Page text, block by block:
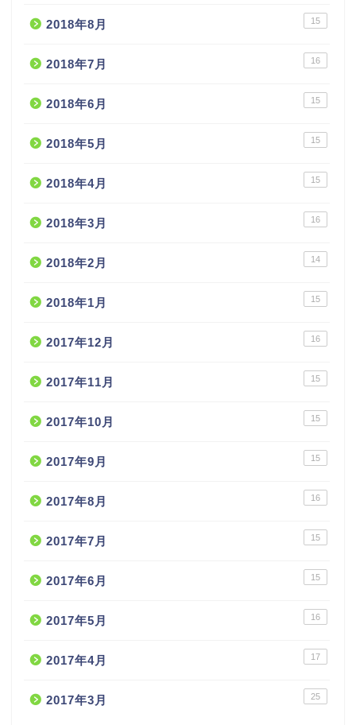
2018年8月 15
2018年7月 16
2018年6月 15
2018年5月 15
2018年4月 15
2018年3月 16
2018年2月 14
2018年1月 15
2017年12月 16
2017年11月 15
2017年10月 15
2017年9月 15
2017年8月 16
2017年7月 15
2017年6月 15
2017年5月 16
2017年4月 17
2017年3月 25